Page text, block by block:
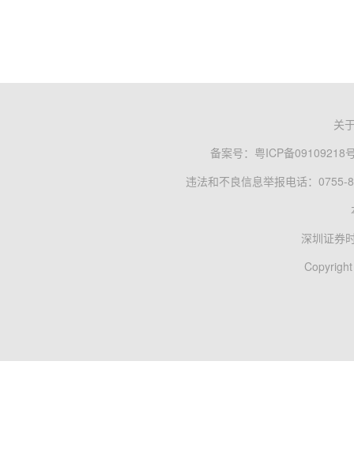
关
备案号： 粤ICP备09109218
违法和不良信息举报电话：0755-
深圳证券